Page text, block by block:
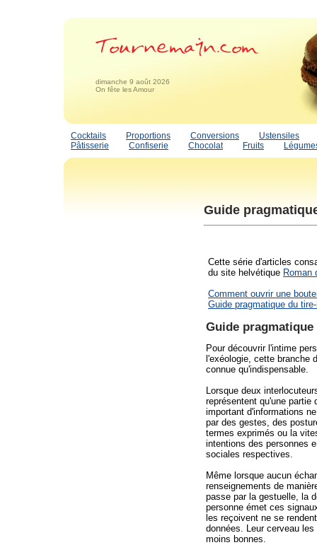
dimanche 9 août 2026
On fête les Amour
Cocktails Proportions Conversions
Ustensiles
Pâtisserie
Confiserie Chocolat Fruits
Guide
Cette série d'articles
du site helvétique Roman
Comment ouvrir une
Guide pragmatique du
Guide
Pour découvrir l'intime
l'exéologie, cette branche
connue qu'indispensable.
Lorsque deux
représentent qu'une partie
important d'informations
par des gestes, des
termes exprimés ou la
intentions des personnes
sociales respectives.
Même lorsque aucun
renseignements de
passe par la gestuelle, la
personne émet ces
les reçoivent ne se
données. Leur cerveau
moins bonnes.